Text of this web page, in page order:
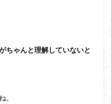
ちゃんと理解していないと
。